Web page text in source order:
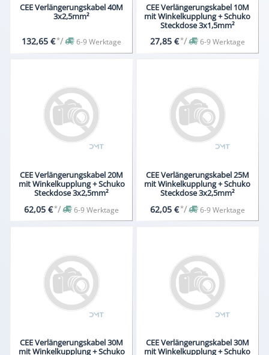
CEE Verlängerungskabel 40M
3x2,5mm²
132,65 €*/ 6-9 Werktage
CEE Verlängerungskabel 10M
mit Winkelkupplung + Schuko
Steckdose 3x1,5mm²
27,85 €*/ 6-9 Werktage
CEE Verlängerungskabel 20M
mit Winkelkupplung + Schuko
Steckdose 3x2,5mm²
62,05 €*/ 6-9 Werktage
CEE Verlängerungskabel 25M
mit Winkelkupplung + Schuko
Steckdose 3x2,5mm²
62,05 €*/ 6-9 Werktage
CEE Verlängerungskabel 30M
mit Winkelkupplung + Schuko
CEE Verlängerungskabel 30M
mit Winkelkupplung + Schuko